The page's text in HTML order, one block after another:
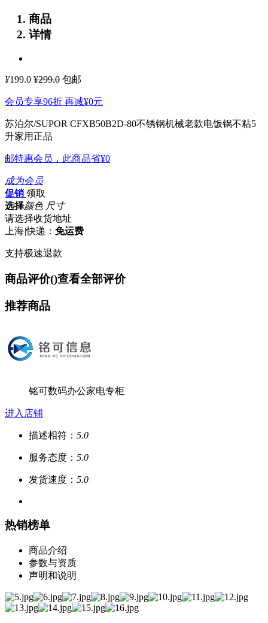
商品
详情
¥199.0 ¥299.0 包邮
会员专享96折 再减¥0元
苏泊尔/SUPOR CFXB50B2D-80不锈钢机械老款电饭锅不粘5
升家用正品
邮特惠会员，此商品省¥0
成为会员
促销 领取
选择颜色 尺寸
请选择收货地址
上海|快递： 免运费
支持极速退款
商品评价()查看全部评价
推荐商品
铭可数码办公家电专柜
进入店铺
描述相符： 5.0
服务态度： 5.0
发货速度： 5.0
热销榜单
商品介绍
参数与资质
声明和说明